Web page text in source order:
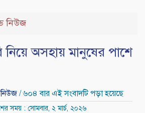
নিউজ
নিয়ে অসহায় মানুষের পাশে
নিউজ/ ৬০৪ বার এই সংবাদটি পড়া হয়েছে
সময় : সোমবার, ২ মার্চ, ২০২৬